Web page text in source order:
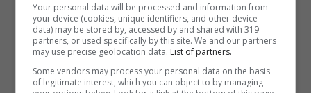
dell’attacco con la stessa dominanza tecnico-
fisica. Il suo valore di mercato adesso può
raggiungere i 10 milioni di euro.
Your personal data will be processed and information from
your device (cookies, unique identifiers, and other device
data) may be stored by, accessed by and shared with 319
partners, or used specifically by this site. We and our partners
may use precise geolocation data. List of partners.
Some vendors may process your personal data on the basis
of legitimate interest, which you can object to by managing